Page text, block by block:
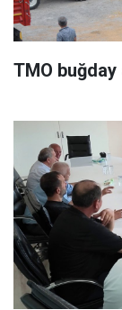
TMO buğday